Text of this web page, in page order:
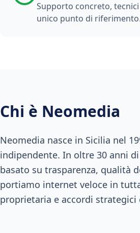
Supporto concreto,
unico punto di riferimento.
Chi è Neomedia
Neomedia nasce in Sicilia nel
indipendente. In oltre 30 anni
basato su trasparenza, qualità
portiamo internet veloce in
proprietaria e accordi